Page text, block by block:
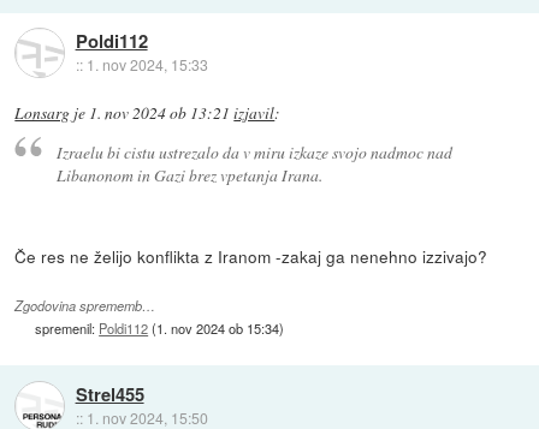
Poldi112
:: 1. nov 2024, 15:33
Lonsarg je 1. nov 2024 ob 13:21 izjavil:
Izraelu bi cistu ustrezalo da v miru izkaze svojo nadmoc nad
Libanonom in Gazi brez vpetanja Irana.
Če res ne želijo konflikta z Iranom -zakaj ga nenehno izzivajo?
Zgodovina sprememb…
spremenil: Poldi112(1. nov 2024 ob 15:34)
Strel455
:: 1. nov 2024, 15:50